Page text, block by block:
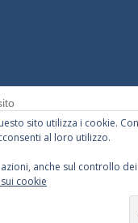
Ufficio V – Ambito
sito utilizza i cookie.
al loro utilizzo.
anche sul controllo
cookie